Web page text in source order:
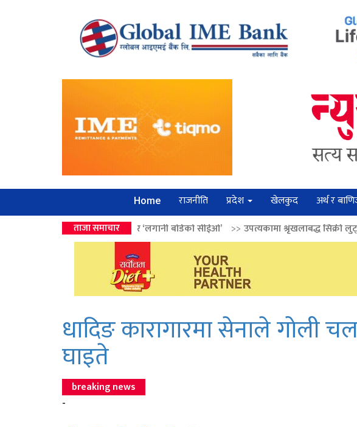
Home राजनीति प्रदेश खेलकुद अर्थ र
ताजा समाचार
उपहार ‘लगानी बोर्डको सीईओ’ >> उपत्यकामा श्रृंखलाबद्ध सिक्री लुट्ने ‘कर्मा समूह’का
धादिङ कारागारमा सेनाले गोली
घाइते
breaking news
-